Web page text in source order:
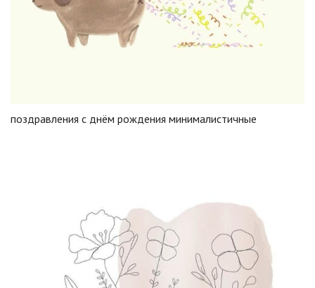
поздравления с днём рождения минималистичные